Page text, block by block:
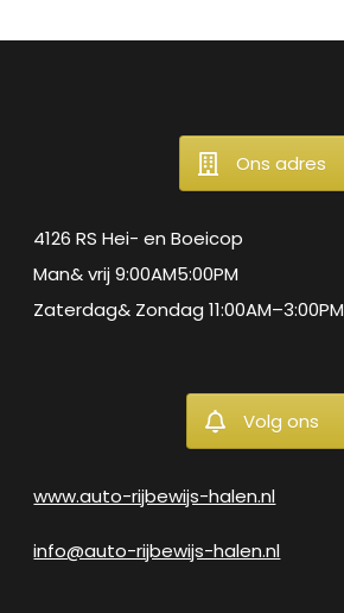
Ons adres
4126 RS Hei- en Boeicop
Man& vrij 9:00AM5:00PM
Zaterdag& Zondag 11:00AM–3:00PM
Volg ons
www.auto-rijbewijs-halen.nl
info@auto-rijbewijs-halen.nl